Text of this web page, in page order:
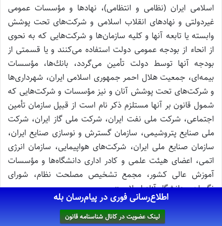
اسلامی ایران (نظامی و انتظامی)، نهادها و مؤسسات عمومی
غیردولتی و نهادهای انقلاب اسلامی و شركت‌های تحت پوشش
وابسته یا تابعه آنها و كلیه سازمان‌ها و شركت‌هایی كه به نحوی
از انحاء از بودجه عمومی دولت استفاده می‌كنند و یا قسمتی از
بودجه آنها توسط دولت تأمین می‌گردد، بانك‌ها، مؤسسات
بیمه‌ای، جمعیت هلال احمر جمهوری اسلامی ایران، شهرداری‌ها
و شركت‌های تحت پوشش آنان و نیز مؤسسات و شركت‌هایی كه
شمول قانون بر آنها مستلزم ذكر نام است از قبیل سازمان تأمین
اجتماعی، شركت ملی نفت ایران، شركت ملی گاز ایران، شركت
ملی صنایع پتروشیمی، سازمان گسترش و نوسازی صنایع ایران،
سازمان صنایع ملی ایران، شركت‌های هواپیمایی، سازمان انرژی
اتمی، اعضای هیئت علمی و كادر اداری دانشگاه‌ها و مؤسسات
آموزش عالی كشور، مجمع تشخیص مصلحت نظام، شورای
نگهبان و دانشگاه آزاد اسلامی».
ب- کارگاه‌های غیردولتی: کارگاه‌های غیردولتی مشمول قوانین
اطلاع‌رسانی فوری در پیام‌رسان بله
لینک عضویت در کانال شناسنامه قانون